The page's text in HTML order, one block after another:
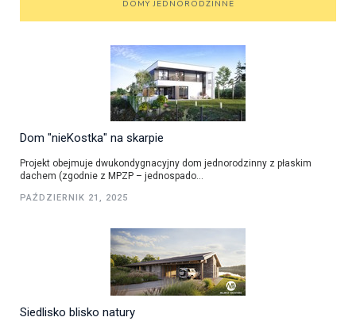
DOMY JEDNORODZINNE
Dom "nieKostka" na skarpie
Projekt obejmuje dwukondygnacyjny dom jednorodzinny z płaskim
dachem (zgodnie z MPZP – jednospado...
PAŹDZIERNIK 21, 2025
Siedlisko blisko natury